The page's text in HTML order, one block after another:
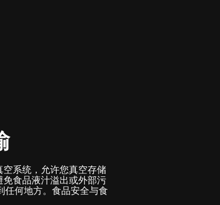
空系统，允许您真空存储
免食品液汁溢出或外部污
任何地方。食品安全与食